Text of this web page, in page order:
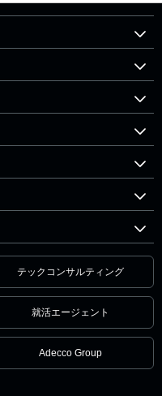
テックコンサルティング
就活エージェント
Adecco Group